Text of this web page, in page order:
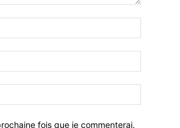
fois que je commenterai.